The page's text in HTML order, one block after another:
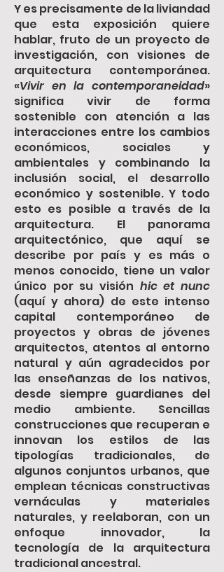
Y es precisamente de la liviandad
que esta exposición quiere
hablar, fruto de un proyecto de
investigación, con visiones de
arquitectura contemporánea.
«Vivir en la contemporaneidad»
significa vivir de forma
sostenible con atención a las
interacciones entre los cambios
económicos, sociales y
ambientales y combinando la
inclusión social, el desarrollo
económico y sostenible. Y todo
esto es posible a través de la
arquitectura. El panorama
arquitectónico, que aquí se
describe por país y es más o
menos conocido, tiene un valor
único por su visión hic et nunc
(aquí y ahora) de este intenso
capital contemporáneo de
proyectos y obras de jóvenes
arquitectos, atentos al entorno
natural y aún agradecidos por
las enseñanzas de los nativos,
desde siempre guardianes del
medio ambiente. Sencillas
construcciones que recuperan e
innovan los estilos de las
tipologías tradicionales, de
algunos conjuntos urbanos, que
emplean técnicas constructivas
vernáculas y materiales
naturales, y reelaboran, con un
enfoque innovador, la
tecnología de la arquitectura
tradicional ancestral.